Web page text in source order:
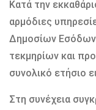
Κατά την
αρμόδιες
Δημοσίων
τεκμηρίων και
συνολικό ετήσιο
Στη συνέχεια